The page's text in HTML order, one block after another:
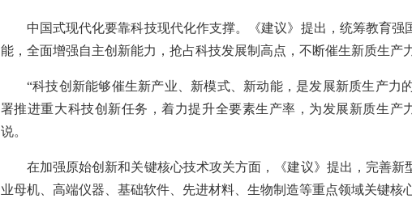
中国式现代化要靠科技现代化作支撑。《建议》提出，统筹教育
能，全面增强自主创新能力，抢占科技发展制高点，不断催生新质生产力
“科技创新能够催生新产业、新模式、新动能，是发展新质生产力
署推进重大科技创新任务，着力提升全要素生产率，为发展新质生产
说。
在加强原始创新和关键核心技术攻关方面，《建议》提出，完善
业母机、高端仪器、基础软件、先进材料、生物制造等重点领域关键核